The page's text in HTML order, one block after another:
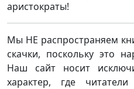
аристократы!
Мы НЕ распространяем
скачки, поскольку это
Наш сайт носит
характер, где